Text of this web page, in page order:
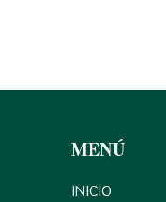
MENÚ
INICIO